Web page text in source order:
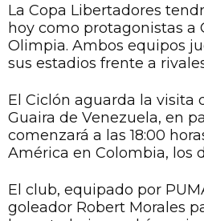
La Copa Libertadores
hoy como protagonistas a
Olimpia. Ambos equipos
sus estadios frente a
opciones de goles.
El Ciclón aguarda la visita
Guaira de Venezuela, en
comenzará a las 18:00
América en Colombia, los
para mantenerse firmes
donde el Internacional de
El club, equipado por
goleador Robert Morales